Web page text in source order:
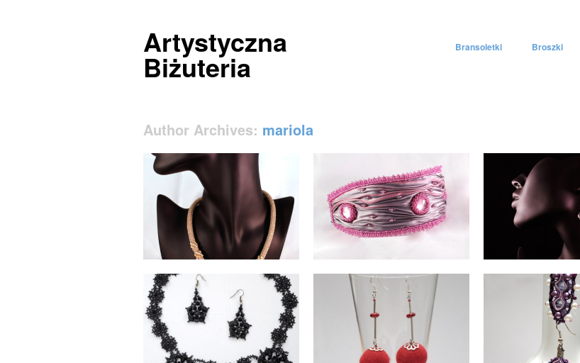
Artystyczna
Biżuteria Skip to contentBransoletki Broszki
Author Archives: mariola